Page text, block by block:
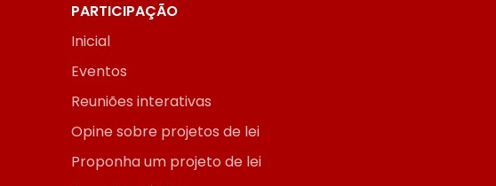
PARTICIPAÇÃO
Inicial
Eventos
Reuniões interativas
Opine sobre projetos de lei
Proponha um projeto de lei